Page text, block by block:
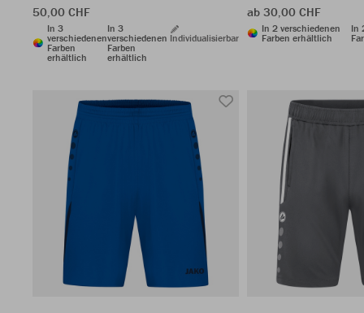
50,00 CHF
In 3
verschiedenen
Farben
erhältlich
In 3
verschiedenen
Farben
erhältlich
Individualisierbar
ab 30,00 CHF
In 2 verschiedenen
Farben erhältlich
In